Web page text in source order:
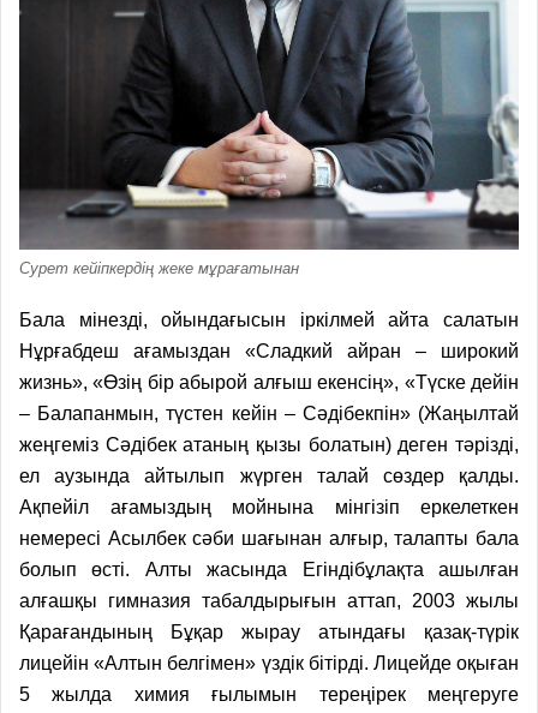
Сурет кейіпкердің жеке мұрағатынан
Бала мінезді, ойындағысын іркілмей айта салатын
Нұрғабдеш ағамыздан «Сладкий айран – широкий
жизнь», «Өзің бір абырой алғыш екенсің», «Түске дейін
– Балапанмын, түстен кейін – Сәдібекпін» (Жаңылтай
жеңгеміз Сәдібек атаның қызы болатын) деген тәрізді,
ел аузында айтылып жүрген талай сөздер қалды.
Ақпейіл ағамыздың мойнына мінгізіп еркелеткен
немересі Асылбек сәби шағынан алғыр, талапты бала
болып өсті. Алты жасында Егіндібұлақта ашылған
алғашқы гимназия табалдырығын аттап, 2003 жылы
Қарағандының Бұқар жырау атындағы қазақ-түрік
лицейін «Алтын белгімен» үздік бітірді. Лицейде оқыған
5 жылда химия ғылымын тереңірек меңгеруге